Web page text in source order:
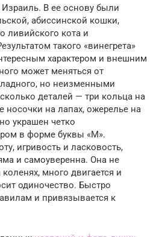
В ее основу были
абиссинской кошки,
ливийского кота и
такого «винегрета»
характером и внешним
может меняться от
но неизменными
деталей — три кольца на
носочки на лапах, ожерелье на
украшен четко
в форме буквы «М».
игривость и ласковость,
и самоуверенна. Она не
много двигается и
одиночество. Быстро
и привязывается к